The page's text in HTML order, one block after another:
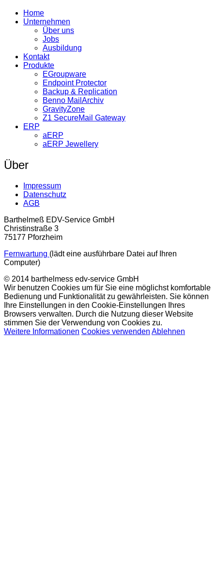
Home
Unternehmen
Über uns
Jobs
Ausbildung
Kontakt
Produkte
EGroupware
Endpoint Protector
Backup & Replication
Benno MailArchiv
GravityZone
Z1 SecureMail Gateway
ERP
aERP
aERP Jewellery
Über
Impressum
Datenschutz
AGB
Barthelmeß EDV-Service GmbH
Christinstraße 3
75177 Pforzheim
Fernwartung (lädt eine ausführbare Datei auf Ihren
Computer)
© 2014 barthelmess edv-service GmbH
Wir benutzen Cookies um für Sie eine möglichst komfortable
Bedienung und Funktionalität zu gewährleisten. Sie können
Ihre Einstellungen in den Cookie-Einstellungen Ihres
Browsers verwalten. Durch die Nutzung dieser Website
stimmen Sie der Verwendung von Cookies zu.
Weitere Informationen Cookies verwenden Ablehnen